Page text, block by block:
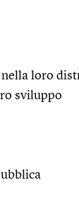
loro
sviluppo